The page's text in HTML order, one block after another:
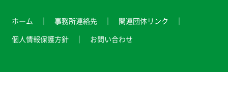
ホーム 事務所連絡先
関連団体リンク
個人情報保護方針
お問い合わせ